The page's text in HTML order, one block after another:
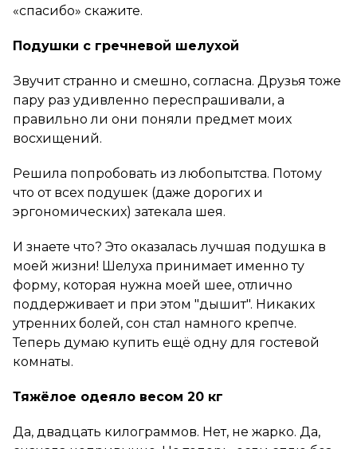
«спасибо» скажите.
Подушки с гречневой шелухой
Звучит странно и смешно, согласна. Друзья тоже
пару раз удивленно переспрашивали, а
правильно ли они поняли предмет моих
восхищений.
Решила попробовать из любопытства. Потому
что от всех подушек (даже дорогих и
эргономических) затекала шея.
И знаете что? Это оказалась лучшая подушка в
моей жизни! Шелуха принимает именно ту
форму, которая нужна моей шее, отлично
поддерживает и при этом "дышит". Никаких
утренних болей, сон стал намного крепче.
Теперь думаю купить ещё одну для гостевой
комнаты.
Тяжёлое одеяло весом 20 кг
Да, двадцать килограммов. Нет, не жарко. Да,